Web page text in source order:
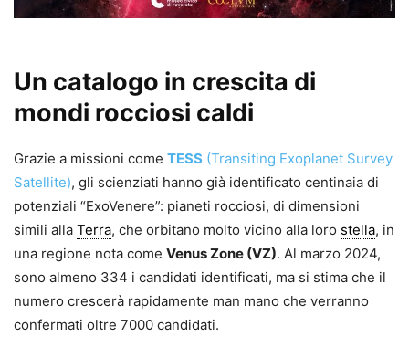
Un catalogo in crescita di
mondi rocciosi caldi
Grazie a missioni come TESS (Transiting Exoplanet Survey
Satellite), gli scienziati hanno già identificato centinaia di
potenziali “ExoVenere”: pianeti rocciosi, di dimensioni
simili alla Terra, che orbitano molto vicino alla loro stella, in
una regione nota come Venus Zone (VZ). Al marzo 2024,
sono almeno 334 i candidati identificati, ma si stima che il
numero crescerà rapidamente man mano che verranno
confermati oltre 7000 candidati.